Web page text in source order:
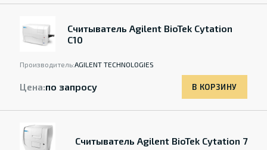
Считыватель Agilent BioTek Cytation
C10
Производитель:AGILENT TECHNOLOGIES
Цена:по запросу В КОРЗИНУ
Считыватель Agilent BioTek Cytation 7